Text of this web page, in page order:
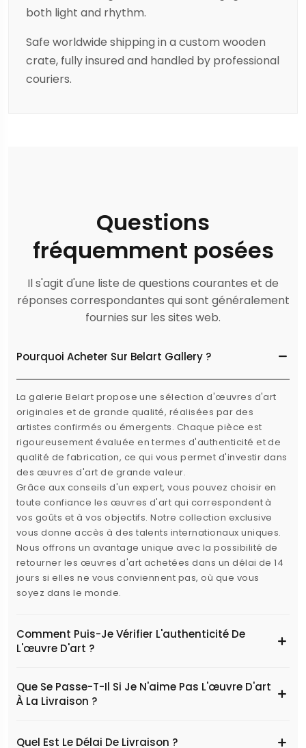
both light and rhythm.
Safe worldwide shipping in a custom wooden
crate, fully insured and handled by professional
couriers.
Questions
fréquemment posées
Il s'agit d'une liste de questions courantes et de
réponses correspondantes qui sont généralement
fournies sur les sites web.
Pourquoi Acheter Sur Belart Gallery ?
La galerie Belart propose une sélection d'œuvres d'art
originales et de grande qualité, réalisées par des
artistes confirmés ou émergents. Chaque pièce est
rigoureusement évaluée en termes d'authenticité et de
qualité de fabrication, ce qui vous permet d'investir dans
des œuvres d'art de grande valeur.
Grâce aux conseils d'un expert, vous pouvez choisir en
toute confiance les œuvres d'art qui correspondent à
vos goûts et à vos objectifs. Notre collection exclusive
vous donne accès à des talents internationaux uniques.
Nous offrons un avantage unique avec la possibilité de
retourner les œuvres d'art achetées dans un délai de 14
jours si elles ne vous conviennent pas, où que vous
soyez dans le monde.
Comment Puis-Je Vérifier L'authenticité De
L'œuvre D'art ?
Que Se Passe-T-Il Si Je N'aime Pas L'œuvre D'art
À La Livraison ?
Quel Est Le Délai De Livraison ?